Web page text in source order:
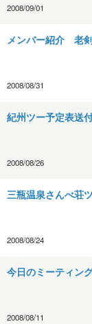
2008/09/01
メンバー紹介 老
2008/08/31
紀州ツー予定表送
2008/08/26
三瓶温泉さんべ荘
2008/08/24
今日のミーティン
2008/08/11